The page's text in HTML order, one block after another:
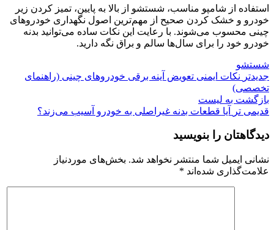
استفاده از شامپو مناسب، شستشو از بالا به پایین، تمیز کردن زیر
خودرو و خشک کردن صحیح از مهم‌ترین اصول نگهداری خودروهای
چینی محسوب می‌شوند. با رعایت این نکات ساده می‌توانید بدنه
خودرو خود را برای سال‌ها سالم و براق نگه دارید.
شستشو
جدیدتر نکات ایمنی تعویض آینه برقی خودروهای چینی (راهنمای
تخصصی)
بازگشت به لیست
قدیمی تر
آیا قطعات بدنه غیراصلی به خودرو آسیب می‌زند؟
دیدگاهتان را بنویسید
نشانی ایمیل شما منتشر نخواهد شد. بخش‌های موردنیاز
علامت‌گذاری شده‌اند *